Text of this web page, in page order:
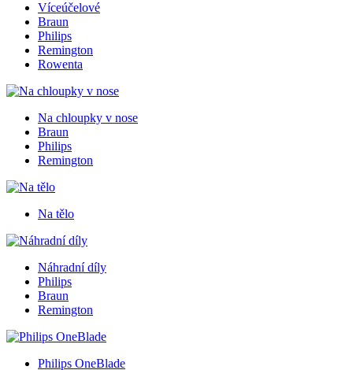
Víceúčelové
Braun
Philips
Remington
Rowenta
Na chloupky v nose
Braun
Philips
Remington
Na tělo
Náhradní díly
Philips
Braun
Remington
Philips OneBlade